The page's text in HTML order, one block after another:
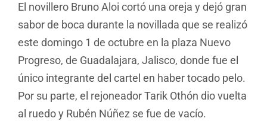
El novillero Bruno Aloi cortó una oreja y dejó gran
sabor de boca durante la novillada que se realizó
este domingo 1 de octubre en la plaza Nuevo
Progreso, de Guadalajara, Jalisco, donde fue el
único integrante del cartel en haber tocado pelo.
Por su parte, el rejoneador Tarik Othón dio vuelta
al ruedo y Rubén Núñez se fue de vacío.